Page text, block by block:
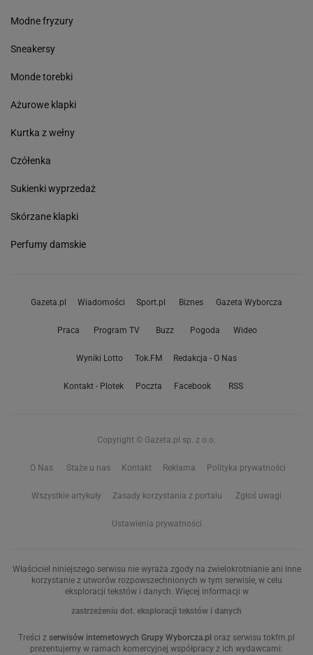
Modne fryzury
Sneakersy
Monde torebki
Ażurowe klapki
Kurtka z wełny
Czółenka
Sukienki wyprzedaż
Skórzane klapki
Perfumy damskie
Gazeta.pl Wiadomości Sport.pl Biznes Gazeta Wyborcza
Praca Program TV Buzz Pogoda Wideo
Wyniki Lotto Tok.FM Redakcja - O Nas
Kontakt - Plotek Poczta Facebook RSS
Copyright © Gazeta.pl sp. z o.o.
O Nas Staże u nas Kontakt Reklama Polityka prywatności
Wszystkie artykuły Zasady korzystania z portalu Zgłoś uwagi
Ustawienia prywatności
Właściciel niniejszego serwisu nie wyraża zgody na zwielokrotnianie ani inne
korzystanie z utworów rozpowszechnionych w tym serwisie, w celu
eksploracji tekstów i danych. Więcej informacji w
zastrzeżeniu dot. eksploracji tekstów i danych
Treści z serwisów internetowych Grupy Wyborcza.pl oraz serwisu tokfm.pl
prezentujemy w ramach komercyjnej współpracy z ich wydawcami: